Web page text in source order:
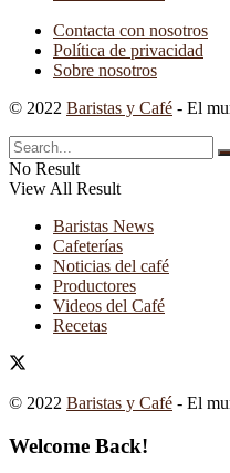
Contacta con nosotros
Política de privacidad
Sobre nosotros
© 2022 Baristas y Café - El
No Result
View All Result
Baristas News
Cafeterías
Noticias del café
Productores
Videos del Café
Recetas
© 2022 Baristas y Café - El
Welcome Back!